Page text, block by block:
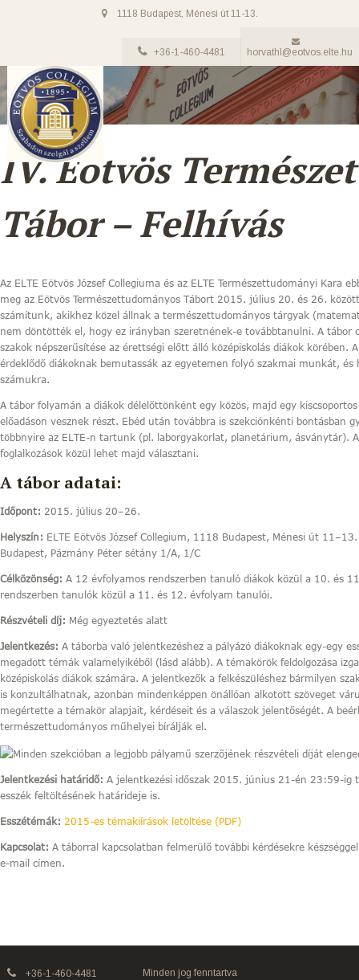
1118 Budapest, Ménesi út 11-13.
+36-1-460-4481 horvathl@eotvos.elte.hu
IV. Eötvös
Tábor – Felhívás
Az ELTE Eötvös József Collegiuma és az ELTE Természettudományi Kara
meg az Eötvös Természettudományos Tábort 2015. július 20. és 26.
számítunk, akikhez közel állnak a természettudományos tárgyak
nem döntötték el, hogy ez irányban szeretnének-e továbbtanulni. A tábor
szakok népszerűsítése az érettségi előtt álló középiskolás diákok körében.
érdeklődő diákoknak bemutassák az egyetemen folyó szakmai munkát,
számukra.
A tábor folyamán a diákok délelőttönként egy közös, majd egy
előadáson vesznek részt. Ebéd után továbbra is szekciónkénti bontásban
többnyire az ELTE-n tartunk (pl. laborgyakorlat, planetárium, ásványtár).
foglalkozások közül lehet majd választani.
A tábor adatai:
Időpont: 2015. július 20–26.
Helyszín: ELTE Eötvös József Collegium, 1118 Budapest, Ménesi út
Budapest, Pázmány Péter sétány 1/A, 1/C
Célközönség: A 12 évfolyamos rendszerben tanuló diákok közül a 10. és
rendszerben tanulók közül a 11. és 12. évfolyam tanulói.
Részvételi díj: Még egyeztetés alatt
Jelentkezés: A táborba való jelentkezéshez a pályázó diákoknak egy-egy
megadott témák valamelyikéből (lásd alább). A témakörök feldolgozása
középiskolás diákok számára. A jelentkezők a felkészüléshez bármilyen
is konzultálhatnak, azonban mindenképpen önállóan alkotott szöveget
megértette a témakör alapjait, kérdéseit és a válaszok jelentőségét. A
természettudományos műhelyei bírálják el.
Jelentkezési határidő: A jelentkezési időszak 2015. június 21-én 23:59-ig
esszék feltöltésének határideje is.
Esszétémák: 2015-es témakiírások letöltése (PDF)
Kapcsolat: A táborral kapcsolatban felmerülő további kérdésekre
e-mail címen.
+36-1-460-4481
Minden jog fenntartva